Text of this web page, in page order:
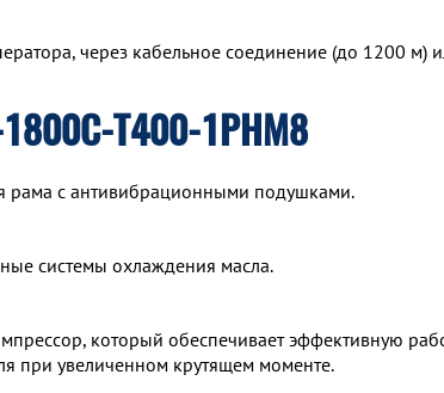
через кабельное соединение (до 1200 м)
Т400-1РНМ8
рама с антивибрационными подушками.
системы охлаждения масла.
который обеспечивает эффективную
при увеличенном крутящем моменте.